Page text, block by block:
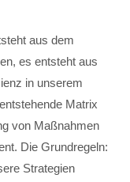
aus dem
es entsteht aus
in unserem
Matrix
von Maßnahmen
Die Grundregeln:
Strategien